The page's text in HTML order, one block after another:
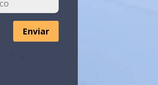
Enviar